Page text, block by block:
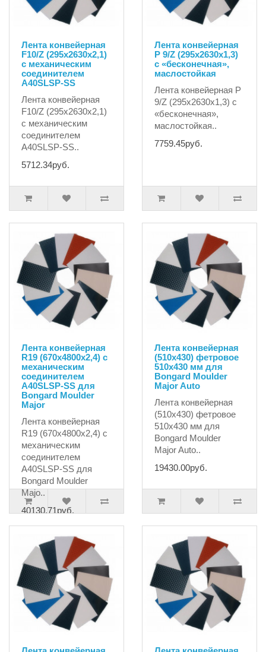
Лента конвейерная
F10/Z (295х2630х2,1)
с механическим
соединителем
A40SLSP-SS
Лента конвейерная
F10/Z (295х2630х2,1)
с механическим
соединителем
A40SLSP-SS..
5712.34руб.
Лента конвейерная
P 9/Z (295x2630x1,3)
с «бесконечная»,
маслостойкая
Лента конвейерная P
9/Z (295x2630x1,3) с
«бесконечная»,
маслостойкая..
7759.45руб.
Лента конвейерная
R19 (670х4800х2,4) с
механическим
соединителем
A40SLSP-SS для
Bongard Moulder
Major
Лента конвейерная
R19 (670х4800х2,4) с
механическим
соединителем
A40SLSP-SS для
Bongard Moulder
Majo..
40130.71руб.
Лента конвейерная
(510х430) фетровое
510х430 мм для
Bongard Moulder
Major Auto
Лента конвейерная
(510х430) фетровое
510х430 мм для
Bongard Moulder
Major Auto..
19430.00руб.